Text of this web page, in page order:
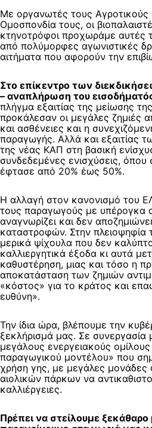
Με οργανωτές τους Αγροτικούς
Ομοσπονδία τους, οι
κτηνοτρόφοι προχωράμε αυτές
από πολύμορφες αγωνιστικές
αιτήματα που αφορούν την
Στο επίκεντρο των
– αναπλήρωση του
πλήγμα εξαιτίας της μείωσης
προκάλεσαν οι μεγάλες ζημιές
και ασθένειες και η
παραγωγής. Αλλά και εξαιτίας
της νέας ΚΑΠ στη βασική
συνδεδεμένες ενισχύσεις, όπου
έφτασε από 20% έως 50%.
Η αλλαγή στον κανονισμό του
τους παραγωγούς με υπέρογκα
αναγνωρίζει και δεν
καταστροφών. Στην πλειοψηφία
μερικά ψίχουλα που δεν
καλλιεργητικά έξοδα κι αυτά
καθυστέρηση, μιας και τόσο η
αποκατάσταση των ζημιών
«κόστος» για το κράτος και
ευθύνη».
Την ίδια ώρα, βλέπουμε την
ξεκλήρισμά μας. Σε συνεργασία
μεγάλους ενεργειακούς
παραγωγικού μοντέλου» που
χρήση γης, με μεγάλες μονάδες
αιολικών πάρκων να
καλλιέργειες.
Πρέπει να στείλουμε ξεκάθαρο